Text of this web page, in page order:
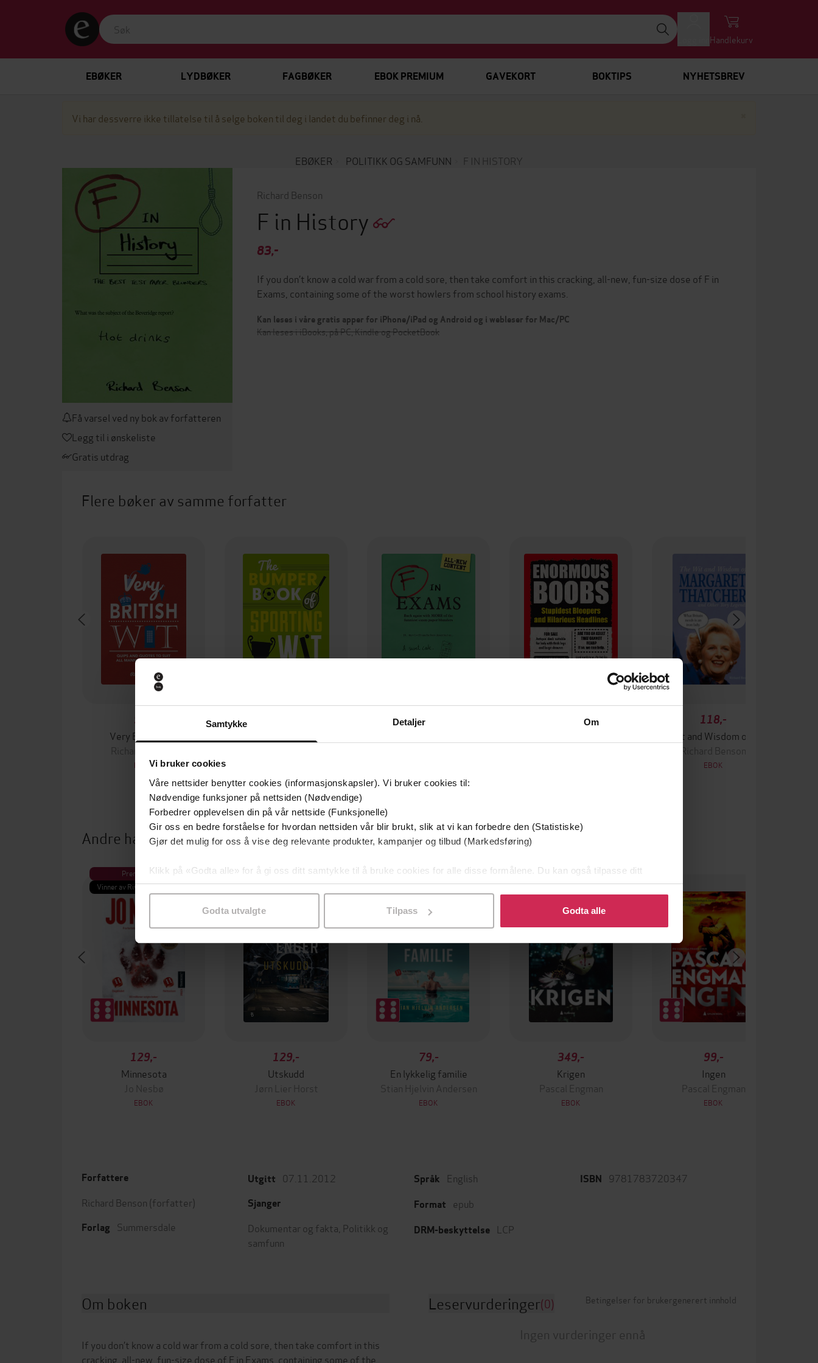
Samtykke Detaljer Om
Vi bruker cookies
Våre nettsider benytter cookies (informasjonskapsler). Vi bruker cookies til:
Nødvendige funksjoner på nettsiden (Nødvendige)
Forbedrer opplevelsen din på vår nettside (Funksjonelle)
Gir oss en bedre forståelse for hvordan nettsiden vår blir brukt, slik at vi kan forbedre den (Statistiske)
Gjør det mulig for oss å vise deg relevante produkter, kampanjer og tilbud (Markedsføring)
Klikk på «Godta alle» for å gi oss ditt samtykke til å bruke cookies for alle disse formålene. Du kan også tilpasse ditt
samtykke til spesifikke formål ved å klikke på «Tilpass». Du kan når som helst trekke tilbake eller endre ditt samtykke.
Godta utvalgte Tilpass Godta alle
Handlekurv
EBØKER LYDBØKER FAGBØKER EBOK PREMIUM GAVEKORT BOKTIPS NYHETSBREV
Vi har dessverre ikke tillatelse til å selge boken til deg i landet du befinner deg i nå.
EBØKER POLITIKK OG SAMFUNN F IN HISTORY
Få varsel ved ny bok av forfatteren
Legg til i ønskeliste
Gratis utdrag
Richard Benson
F in History
83,-
If you don’t know a cold war from a cold sore, then take comfort in this cracking, all-new, fun-size dose of F in
Exams, containing some of the worst howlers from school history exams.
Kan leses i våre gratis apper for iPhone/iPad og Android og i webleser for Mac/PC
Kan leses i iBooks, på PC, Kindle og PocketBook
Flere bøker av samme forfatter
94,-
Very British Wit
Richard Benson
EBOK
83,-
118,-
118,-
Richard Benson
EBOK
Andre har også kjøpt
Premium
Vinner av Rivertonprisen
129,-
Minnesota
Jo Nesbø
EBOK
Premium
Første gang på tilbud
129,-
Utskudd
Jørn Lier Horst
EBOK
Premium
79,-
En lykkelig familie
Stian Hjelvin Andersen
EBOK
349,-
Krigen
Pascal Engman
EBOK
99,-
Ingen
Pascal Engman
EBOK
Forfattere
Richard Benson (forfatter)
Forlag Summersdale
Utgitt 07.11.2012
Sjanger
Dokumentar og fakta Politikk og
samfunn
Språk English
Format epub
DRM-beskyttelse LCP
ISBN 9781783720347
Om boken
If you don’t know a cold war from a cold sore, then take comfort in this
cracking, all-new, fun-size dose of F in Exams, containing some of the
Leservurderinger(0) Betingelser for brukergenerert innhold
Ingen vurderinger ennå